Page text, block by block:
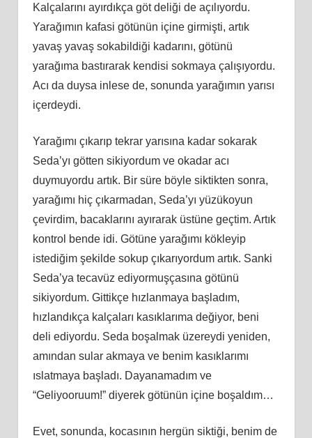
Kalçalarını ayırdıkça göt deliği de açılıyordu.
Yarağımın kafasi götünün içine girmişti, artık
yavaş yavaş sokabildiği kadarını, götünü
yarağıma bastırarak kendisi sokmaya çalışıyordu.
Acı da duysa inlese de, sonunda yarağımın yarısı
içerdeydi.
Yarağımı çıkarıp tekrar yarısına kadar sokarak
Seda’yı götten sikiyordum ve okadar acı
duymuyordu artık. Bir süre böyle siktikten sonra,
yarağımı hiç çıkarmadan, Seda’yı yüzükoyun
çevirdim, bacaklarını ayırarak üstüne geçtim. Artık
kontrol bende idi. Götüne yarağımı kökleyip
istediğim şekilde sokup çıkarıyordum artık. Sanki
Seda’ya tecavüz ediyormuşçasına götünü
sikiyordum. Gittikçe hızlanmaya başladım,
hızlandıkça kalçaları kasıklarıma değiyor, beni
deli ediyordu. Seda boşalmak üzereydi yeniden,
amından sular akmaya ve benim kasıklarımı
ıslatmaya başladı. Dayanamadım ve
“Geliyooruum!” diyerek götünün içine boşaldım…
Evet, sonunda, kocasının hergün siktiği, benim de